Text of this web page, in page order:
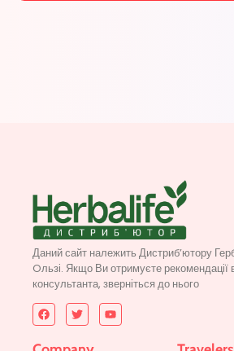
Даний сайт належить Дистриб’ютору
Oльзі. Якщо Ви отримуєте рекомендації
консультанта, зверніться до нього